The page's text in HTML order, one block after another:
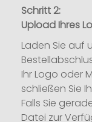
Schritt 2:
Upload Ihres
Laden Sie auf
Ihr Logo oder
schließen Sie
Falls Sie
Datei zur